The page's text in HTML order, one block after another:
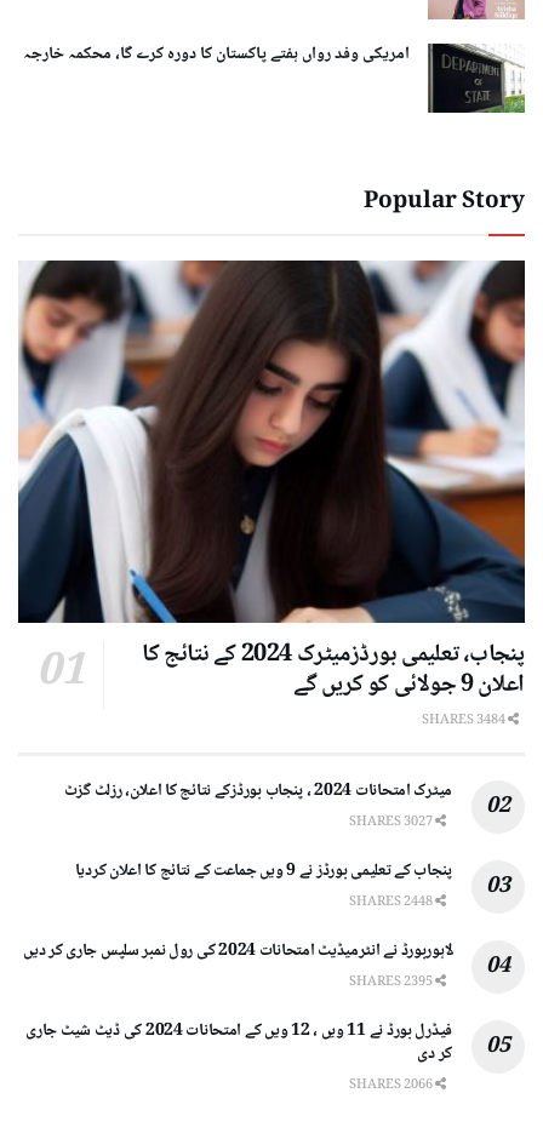
امریکی وفد رواں ہفتے پاکستان کا دورہ کرے گا، محکمہ خارجہ
Popular Story
پنجاب، تعلیمی بورڈزمیٹرک 2024 کے نتائج کا
اعلان 9 جولائی کو کریں گے
میٹرک امتحانات 2024 ، پنجاب بورڈزکے نتائج کا اعلان، رزلٹ گزٹ
پنجاب کے تعلیمی بورڈز نے 9 ویں جماعت کے نتائج کا اعلان کردیا
لاہوربورڈ نے انٹرمیڈیٹ امتحانات 2024 کی رول نمبر سلپس جاری کر دیں
فیڈرل بورڈ نے 11 ویں ، 12 ویں کے امتحانات 2024 کی ڈیٹ شیٹ جاری
کر دی